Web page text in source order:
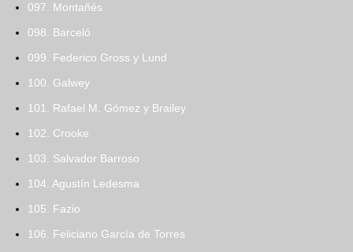
097. Montañés
098. Barceló
099. Federico Gross y Lund
100. Galwey
101. Rafael M. Gómez y Brailey
102. Crooke
103. Salvador Barroso
104. Agustín Ledesma
105. Fazio
106. Feliciano García de Torres